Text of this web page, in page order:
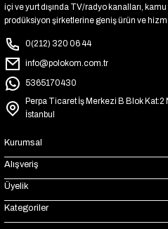
içi ve yurt dışında TV/radyo kanalları,
prodüksiyon şirketlerine geniş ürün ve
0(212) 320 06 44
info@polokom.com.tr
5365170430
Perpa Ticaret İş Merkezi B Blok
İstanbul
Kurumsal
Alışveriş
Üyelik
Kategoriler